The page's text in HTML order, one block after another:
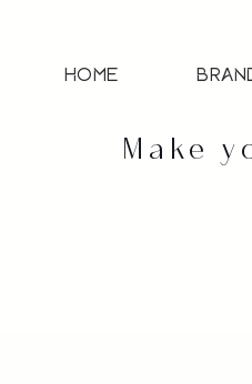
HOME
Make